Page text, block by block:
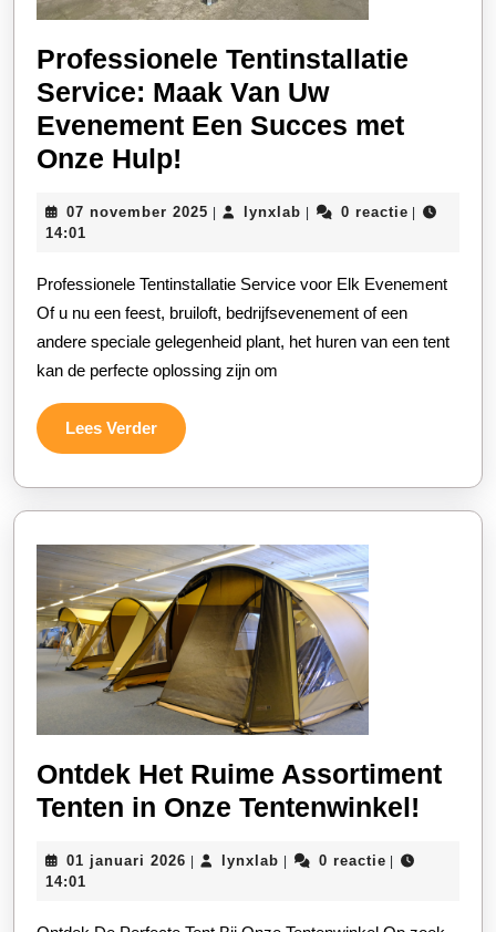
Professionele Tentinstallatie
Service: Maak Van Uw
Evenement Een Succes met
Onze Hulp!
Service:
Van
Uw
Evenement
Een
Succes
Onze
07 november 2025 07
lynxlab lynxlab0 reactie
14:01
Professionele Tentinstallatie Service voor Elk Evenement
Of u nu een feest, bruiloft, bedrijfsevenement of een
andere speciale gelegenheid plant, het huren van een tent
kan de perfecte oplossing zijn om
Lees VerderLees
Verder
Ontdek Het Ruime Assortiment
Tenten in Onze Tentenwinkel!
01 januari 2026 01
lynxlab lynxlab0 reactie
14:01